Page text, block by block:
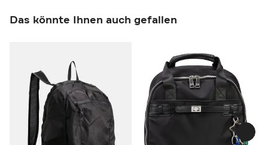
Das könnte Ihnen auch gefallen